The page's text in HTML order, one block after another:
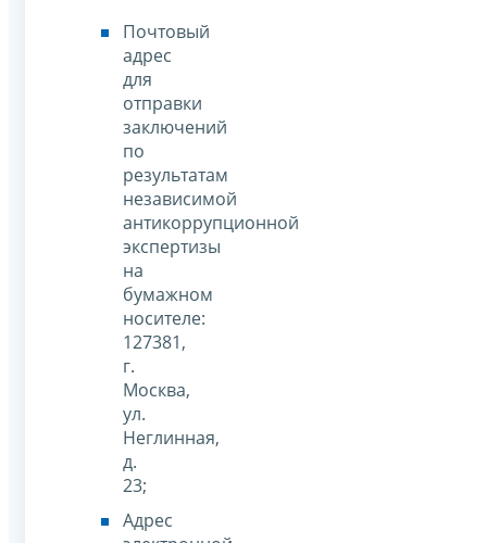
Почтовый
адрес
для
отправки
заключений
по
результатам
независимой
антикоррупционной
экспертизы
на
бумажном
носителе:
127381,
г.
Москва,
ул.
Неглинная,
д.
23;
Адрес